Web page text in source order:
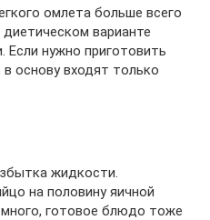
омлета больше всего
варианте
Если нужно приготовить
основу входят только
жидкости.
на половину яичной
готовое блюдо тоже